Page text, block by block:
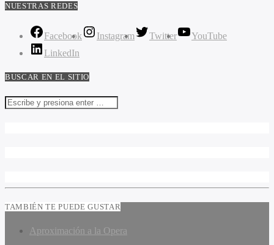
NUESTRAS REDES
Facebook Instagram Twitter
YouTube
LinkedIn
BUSCAR EN EL SITIO
TAMBIÉN TE PUEDE GUSTAR
Aproximación a la Opera